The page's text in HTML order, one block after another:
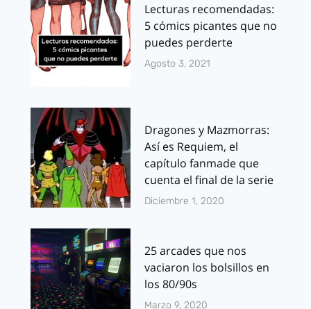
Lecturas recomendadas:
5 cómics picantes que no
puedes perderte
Agosto 3, 2021
Dragones y Mazmorras:
Así es Requiem, el
capítulo fanmade que
cuenta el final de la serie
Diciembre 1, 2020
25 arcades que nos
vaciaron los bolsillos en
los 80/90s
Marzo 9, 2020